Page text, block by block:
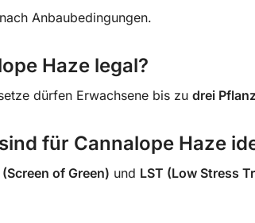
Anbaubedingungen.
Haze legal?
dürfen Erwachsene bis zu drei
für Cannalope Haze
(Screen of Green) und LST (Low Stress